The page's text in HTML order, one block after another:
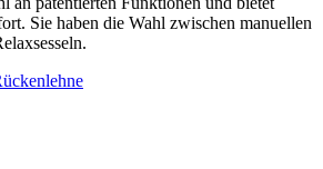
Sie haben die Wahl zwischen manuellen